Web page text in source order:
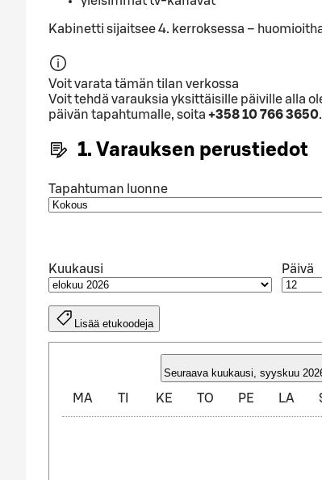
Kabinetti sijaitsee 4. kerroksessa –
Voit varata tämän tilan verkossa
Voit tehdä varauksia yksittäisille päiville alla
päivän tapahtumalle, soita +358 10 766 3650.
1. Varauksen perustiedot
Tapahtuman luonne
Kuukausi Päivä
Lisää etukoodeja
ELOKUU 2026
Seuraava kuukausi, syyskuu
MA TI KE TO PE LA